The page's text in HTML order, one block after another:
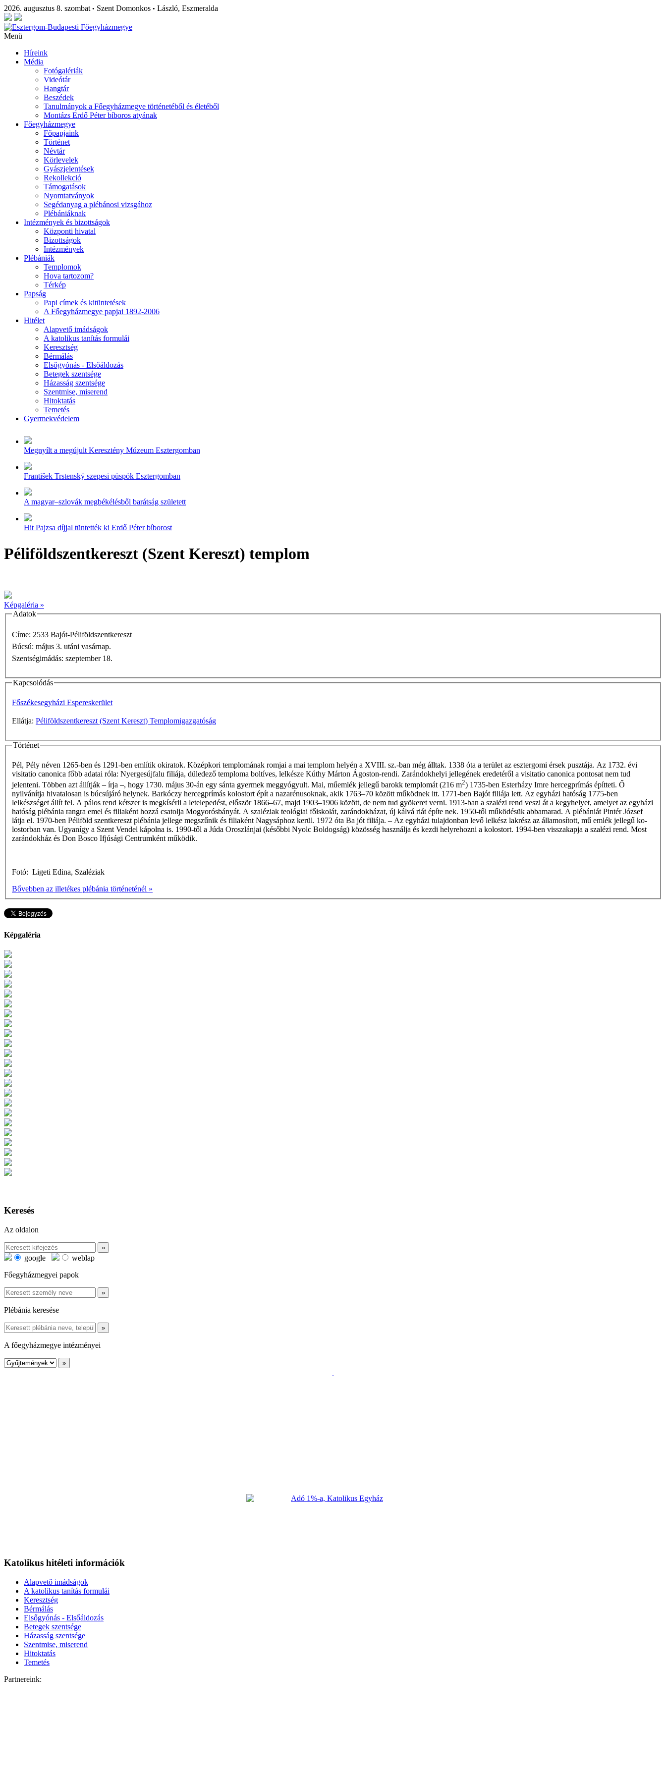
2026. augusztus 8. szombat • Szent Domonkos • László, Eszmeralda
Menü
Híreink
Média
Fotógalériák
Videótár
Hangtár
Beszédek
Tanulmányok a Főegyházmegye történetéből és életéből
Montázs Erdő Péter bíboros atyának
Főegyházmegye
Főpapjaink
Történet
Névtár
Körlevelek
Gyászjelentések
Rekollekció
Támogatások
Nyomtatványok
Segédanyag a plébánosi vizsgához
Plébániáknak
Intézmények és bizottságok
Központi hivatal
Bizottságok
Intézmények
Plébániák
Templomok
Hova tartozom?
Térkép
Papság
Papi címek és kitüntetések
A Főegyházmegye papjai 1892-2006
Hitélet
Alapvető imádságok
A katolikus tanítás formulái
Keresztség
Bérmálás
Elsőgyónás - Elsőáldozás
Betegek szentsége
Házasság szentsége
Szentmise, miserend
Hitoktatás
Temetés
Gyermekvédelem
Megnyílt a megújult Keresztény Múzeum Esztergomban
František Trstenský szepesi püspök Esztergomban
A magyar–szlovák megbékélésből barátság született
Hit Pajzsa díjjal tüntették ki Erdő Péter bíborost
Péliföldszentkereszt (Szent Kereszt) templom
Képgaléria »
Adatok
Címe: 2533 Bajót-Péliföldszentkereszt
Búcsú: május 3. utáni vasárnap.
Szentségimádás: szeptember 18.
Kapcsolódás
Főszékesegyházi Espereskerület
Ellátja: Péliföldszentkereszt (Szent Kereszt) Templomigazgatóság
Történet
Pél, Pély néven 1265-ben és 1291-ben említik okiratok. Középkori templomának romjai a mai templom helyén a XVIII. sz.-ban még álltak. 1338 óta a terület az esztergomi érsek pusztája. Az 1732. évi
visitatio canonica főbb adatai róla: Nyergesújfalu filiája, düledező temploma boltíves, lelkésze Kúthy Márton Ágoston-rendi. Zarándokhelyi jellegének eredetéről a visitatio canonica pontosat nem tud
jelenteni. Többen azt állítják – írja –, hogy 1730. május 30-án egy sánta gyermek meggyógyult. Mai, műemlék jellegű barokk templomát (216 m2) 1735-ben Esterházy Imre hercegprímás építteti. Ő
nyilvánítja hivatalosan is búcsújáró helynek. Barkóczy hercegprímás kolostort épít a nazarénusoknak, akik 1763–70 között működnek itt. 1771-ben Bajót filiája lett. Az egyházi hatóság 1775-ben
lelkészséget állít fel. A pálos rend kétszer is megkísérli a letelepedést, először 1866–67, majd 1903–1906 között, de nem tud gyökeret verni. 1913-ban a szalézi rend veszi át a kegyhelyet, amelyet az egyházi
hatóság plébánia rangra emel és filiaként hozzá­ csa­tolja Mogyorósbányát. A szaléziak teológiai főiskolát, zarándokházat, új kálvá­ riát építe­ nek. 1950-től működésük abbamarad. A plébániát Pintér József
látja el. 1970-ben Péliföld­ szentkereszt plébánia jellege megszűnik és filiaként Nagysáphoz kerül. 1972 óta Ba­ jót filiája. – Az egyházi tulajdonban levő lelkész­ lakrész az államosított, mű­ emlék jellegű ko­
lostorban van. Ugyanígy a Szent Vendel kápolna is. 1990-től a Júda Oroszlánjai (későbbi Nyolc Boldogság) közösség használja és kezdi helyrehozni a kolostort. 1994-ben visszakapja a szalézi rend. Most
zarándokház és Don Bosco Ifjúsági Centrumként működik.
Fotó: Ligeti Edina, Szaléziak
Bővebben az illetékes plébánia történeténél »
Képgaléria
Keresés
Az oldalon
google
weblap
Főegyházmegyei papok
Plébánia keresése
A főegyházmegye intézményei
Katolikus hitéleti információk
Alapvető imádságok
A katolikus tanítás formulái
Keresztség
Bérmálás
Elsőgyónás - Elsőáldozás
Betegek szentsége
Házasság szentsége
Szentmise, miserend
Hitoktatás
Temetés
Partnereink: